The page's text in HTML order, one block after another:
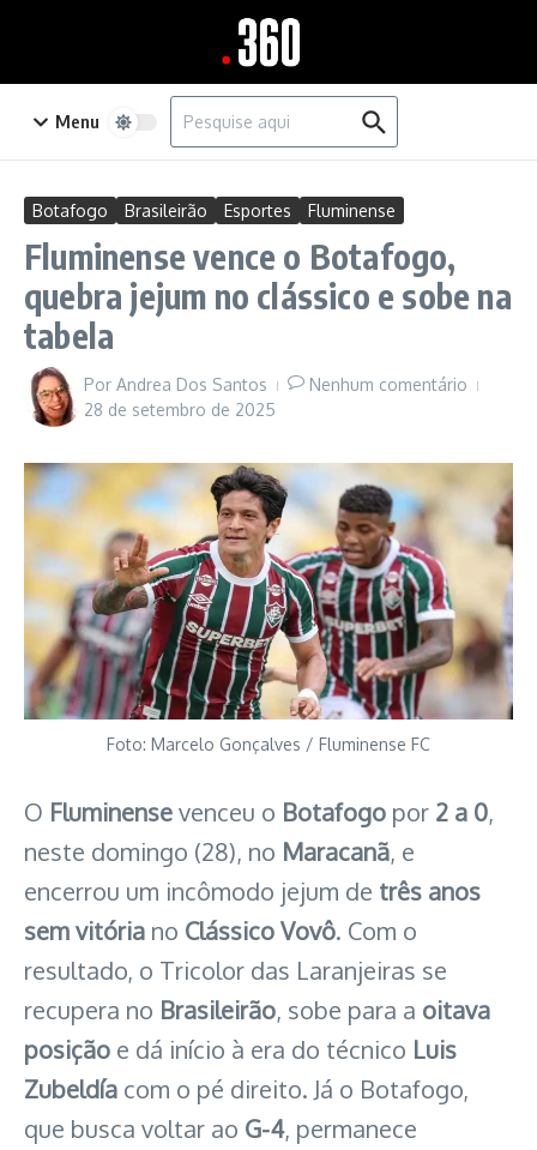
Menu
Procurar por:
Botafogo Brasileirão Esportes Fluminense
Fluminense vence o Botafogo,
quebra jejum no clássico e sobe na
tabela
Por Andrea Dos Santos
Nenhum comentário
28 de setembro de 2025
Foto: Marcelo Gonçalves / Fluminense FC
O Fluminensevenceu o Botafogo por 2 a 0,
neste domingo (28), no Maracanã, e
encerrou um incômodo jejum de três anos
sem vitória no Clássico Vovô. Com o
resultado, o Tricolor das Laranjeiras se
recupera no Brasileirão, sobe para a oitava
posição e dá início à era do técnico Luis
Zubeldía com o pé direito. Já o Botafogo,
que busca voltar ao G-4, permanece